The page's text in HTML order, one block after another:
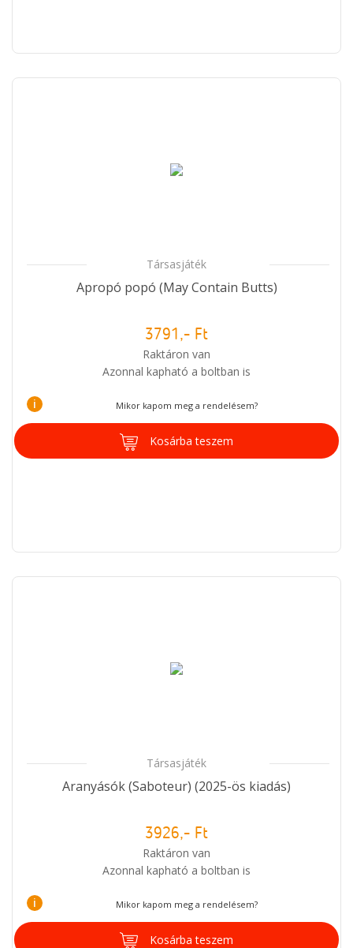
Társasjáték
Apropó popó (May Contain Butts)
3791,- Ft
Raktáron van
Azonnal kapható a boltban is
i Mikor kapom meg a rendelésem?
Kosárba teszem
Társasjáték
Aranyásók (Saboteur) (2025-ös kiadás)
3926,- Ft
Raktáron van
Azonnal kapható a boltban is
i Mikor kapom meg a rendelésem?
Kosárba teszem